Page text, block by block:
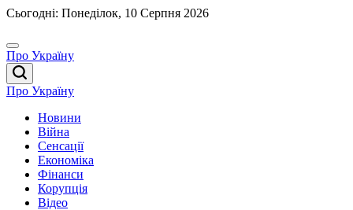
Перейти
вмісту
Сьогодні: Понеділок, 10 Серпня 2026
Про Україну
Про Україну
Новини
Війна
Сенсації
Економіка
Фінанси
Корупція
Відео